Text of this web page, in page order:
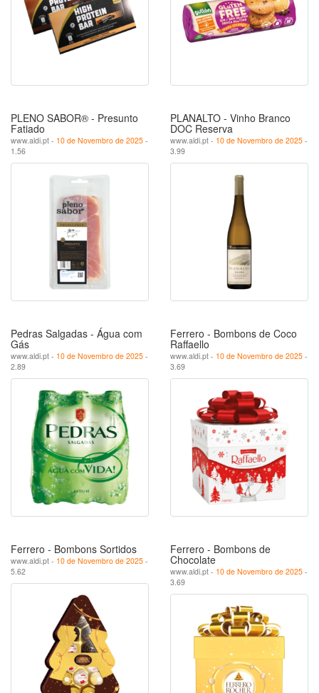
PLENO SABOR® - Presunto
Fatiado
www.aldi.pt - 10 de Novembro de 2025 -
1.56
PLANALTO - Vinho Branco
DOC Reserva
www.aldi.pt - 10 de Novembro de 2025 -
3.99
Pedras Salgadas - Água com
Gás
www.aldi.pt - 10 de Novembro de 2025 -
2.89
Ferrero - Bombons de Coco
Raffaello
www.aldi.pt - 10 de Novembro de 2025 -
3.69
Ferrero - Bombons Sortidos
www.aldi.pt - 10 de Novembro de 2025 -
5.62
Ferrero - Bombons de
Chocolate
www.aldi.pt - 10 de Novembro de 2025 -
3.69